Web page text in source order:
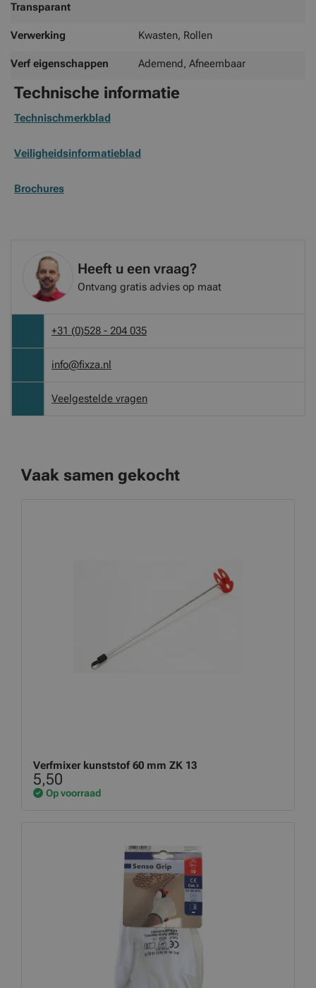
Transparant
Verwerking Kwasten, Rollen
Verf eigenschappen Ademend, Afneembaar
Technische informatie
Technischmerkblad
Veiligheidsinformatieblad
Brochures
Heeft u een vraag?
Ontvang gratis advies op maat
+31 (0)528 - 204 035
info@fixza.nl
Veelgestelde vragen
Vaak samen gekocht
Verfmixer kunststof 60 mm ZK 13
5,50
Op voorraad